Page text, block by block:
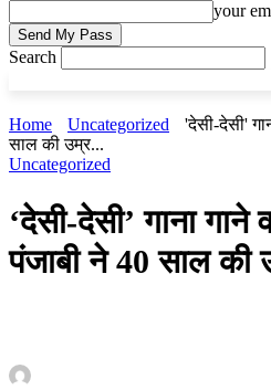
your
Search
Home Uncategorized
'देसी-देसी'
साल की उम्र...
Uncategorized
‘देसी-देसी’ गाना गाने
पंजाबी ने 40 साल की